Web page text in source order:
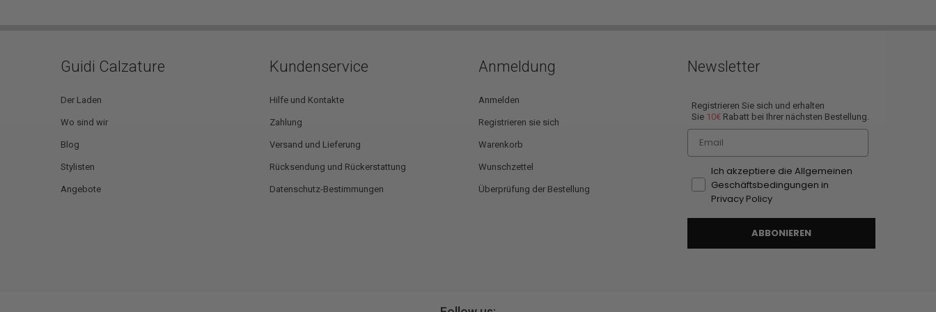
Guidi Calzature
Der Laden
Wo sind wir
Blog
Stylisten
Angebote
Kundenservice
Hilfe und Kontakte
Zahlung
Versand und Lieferung
Rücksendung und Rückerstattung
Datenschutz-Bestimmungen
Anmeldung
Anmelden
Registrieren sie sich
Warenkorb
Wunschzettel
Überprüfung der Bestellung
Newsletter
Registrieren Sie sich und erhalten
Sie 10€ Rabatt bei Ihrer nächsten Bestellung.
Email
Ich akzeptiere die Allgemeinen
Geschäftsbedingungen in
Privacy Policy
ABBONIEREN